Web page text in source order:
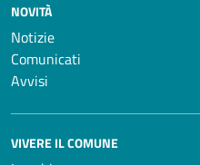
NOVITÀ
Notizie
Comunicati
Avvisi
VIVERE IL COMUNE